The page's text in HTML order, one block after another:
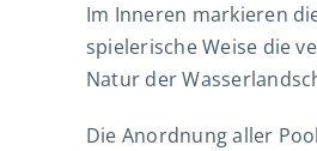
Im Inneren markieren
spielerische Weise die
Natur der
Die Anordnung aller